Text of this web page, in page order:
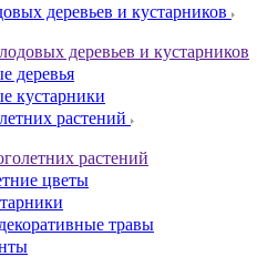
деревьев и кустарников
деревьев и кустарников
деревья
кустарники
растений
растений
цветы
травы